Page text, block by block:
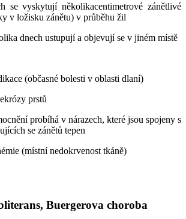
se vyskytují několikacentimetrové zánětlivé
v ložisku zánětu) v průběhu žil
dnech ustupují a objevují se v jiném místě
(občasné bolesti v oblasti dlaní)
prstů
probíhá v nárazech, které jsou spojeny s
se zánětů tepen
(místní nedokrvenost tkáně)
Buergerova choroba